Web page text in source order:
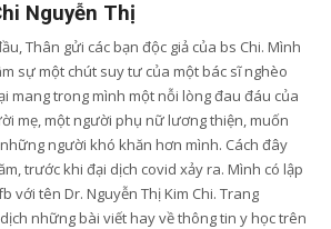
Nguyễn Thị
Thân gửi các bạn độc giả của bs Chi. Mình
sự một chút suy tư của một bác sĩ nghèo
mang trong mình một nỗi lòng đau đáu của
mẹ, một người phụ nữ lương thiện, muốn
người khó khăn hơn mình. Cách đây
trước khi đại dịch covid xảy ra. Mình có lập
với tên Dr. Nguyễn Thị Kim Chi. Trang
những bài viết hay về thông tin y học trên